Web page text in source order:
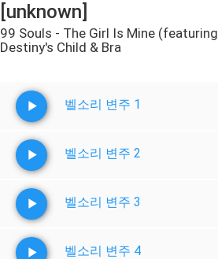
[unknown]
99 Souls - The Girl Is Mine (featuring
Destiny's Child & Bra
벨소리 변주 1
벨소리 변주 2
벨소리 변주 3
벨소리 변주 4